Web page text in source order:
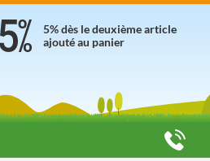
5% dès le deuxième article
ajouté au panier